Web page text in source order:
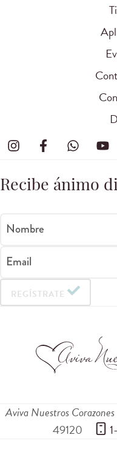
Recibe ánimo
Nombre
Email
REGÍSTRATE
Aviva Nuestros Corazones
49120